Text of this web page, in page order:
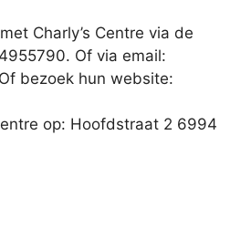
Charly’s Centre via de
Of via email:
bezoek hun website:
op: Hoofdstraat 2 6994